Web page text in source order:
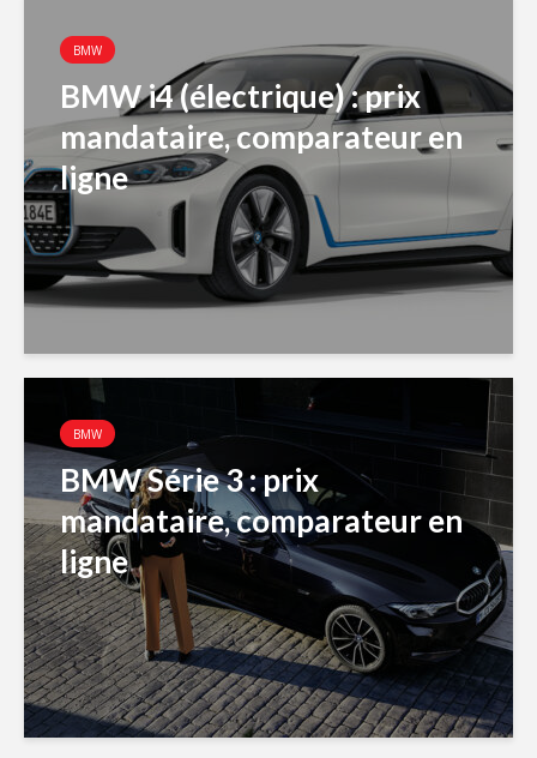
BMW
BMW i4 (électrique) : prix
mandataire, comparateur en
ligne
BMW
BMW Série 3 : prix
mandataire, comparateur en
ligne